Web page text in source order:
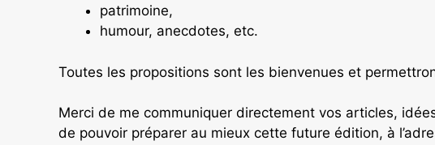
patrimoine,
humour, anecdotes, etc.
Toutes les propositions sont les bienvenues et
Merci de me communiquer directement vos articles,
de pouvoir préparer au mieux cette future édition, à